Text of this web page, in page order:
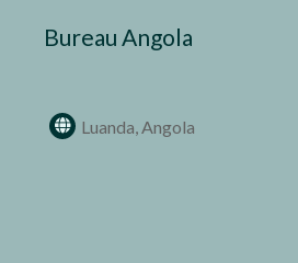
Bureau Angola
Luanda, Angola